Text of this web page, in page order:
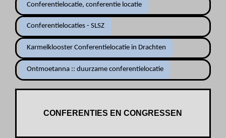
Conferentielocatie, conferentie locatie
Conferentielocaties - SLSZ
Karmelklooster Conferentielocatie in Drachten
Ontmoetanna :: duurzame conferentielocatie
CONFERENTIES EN CONGRESSEN